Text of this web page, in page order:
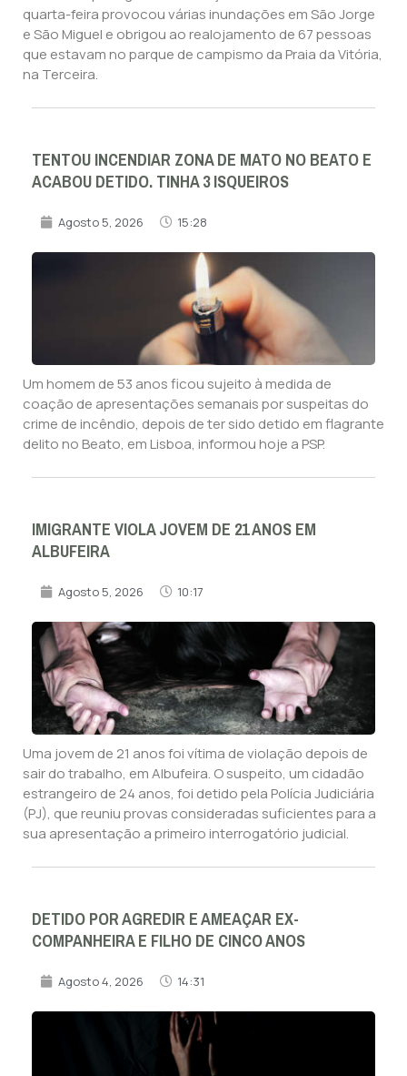
quarta-feira provocou várias inundações em São Jorge
e São Miguel e obrigou ao realojamento de 67 pessoas
que estavam no parque de campismo da Praia da Vitória,
na Terceira.
TENTOU INCENDIAR ZONA DE MATO NO BEATO E
ACABOU DETIDO. TINHA 3 ISQUEIROS
Agosto 5, 2026 15:28
Um homem de 53 anos ficou sujeito à medida de
coação de apresentações semanais por suspeitas do
crime de incêndio, depois de ter sido detido em flagrante
delito no Beato, em Lisboa, informou hoje a PSP.
IMIGRANTE VIOLA JOVEM DE 21 ANOS EM
ALBUFEIRA
Agosto 5, 2026 10:17
Uma jovem de 21 anos foi vítima de violação depois de
sair do trabalho, em Albufeira. O suspeito, um cidadão
estrangeiro de 24 anos, foi detido pela Polícia Judiciária
(PJ), que reuniu provas consideradas suficientes para a
sua apresentação a primeiro interrogatório judicial.
DETIDO POR AGREDIR E AMEAÇAR EX-
COMPANHEIRA E FILHO DE CINCO ANOS
Agosto 4, 2026 14:31